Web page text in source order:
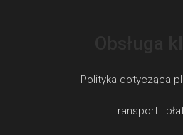
Polityka dotycząca
Transport i